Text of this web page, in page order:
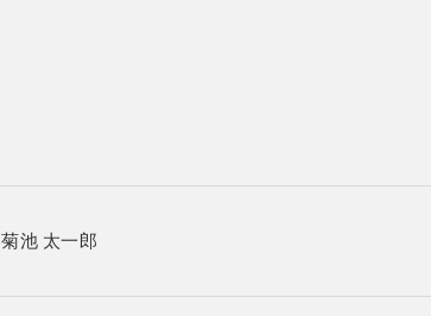
菊池 太一郎